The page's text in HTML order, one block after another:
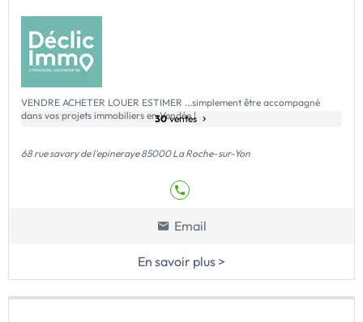
VENDRE ACHETER LOUER ESTIMER ...simplement être accompagné
dans vos projets immobiliers en Vendée !
30ventes
68 rue savary de l'epineraye 85000 La Roche-sur-Yon
Email
En savoir plus >